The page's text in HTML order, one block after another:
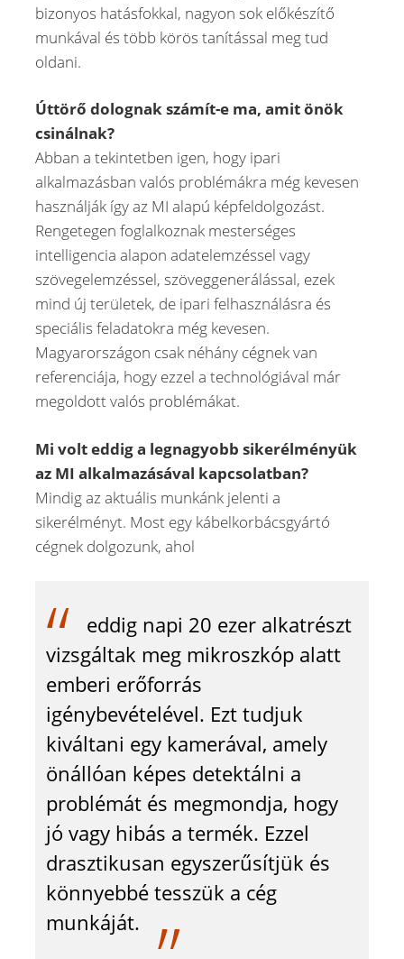
bizonyos hatásfokkal, nagyon sok előkészítő
munkával és több körös tanítással meg tud
oldani.
Úttörő dolognak számít-e ma, amit önök
csinálnak?
Abban a tekintetben igen, hogy ipari
alkalmazásban valós problémákra még kevesen
használják így az MI alapú képfeldolgozást.
Rengetegen foglalkoznak mesterséges
intelligencia alapon adatelemzéssel vagy
szövegelemzéssel, szöveggenerálással, ezek
mind új területek, de ipari felhasználásra és
speciális feladatokra még kevesen.
Magyarországon csak néhány cégnek van
referenciája, hogy ezzel a technológiával már
megoldott valós problémákat.
Mi volt eddig a legnagyobb sikerélményük
az MI alkalmazásával kapcsolatban?
Mindig az aktuális munkánk jelenti a
sikerélményt. Most egy kábelkorbácsgyártó
cégnek dolgozunk, ahol
eddig napi 20 ezer alkatrészt
vizsgáltak meg mikroszkóp alatt
emberi erőforrás
igénybevételével. Ezt tudjuk
kiváltani egy kamerával, amely
önállóan képes detektálni a
problémát és megmondja, hogy
jó vagy hibás a termék. Ezzel
drasztikusan egyszerűsítjük és
könnyebbé tesszük a cég
munkáját.